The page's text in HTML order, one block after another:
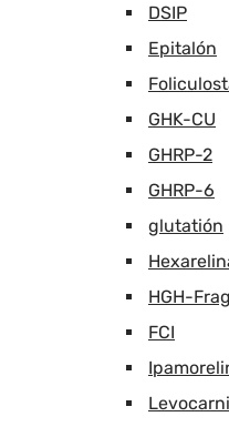
DSIP
Epitalón
GHK-CU
GHRP-2
GHRP-6
glutatión
HGH-
FCI